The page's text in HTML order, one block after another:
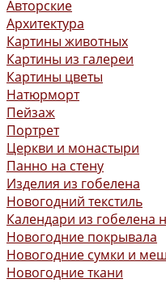
Авторские
Архитектура
Картины животных
Картины из галереи
Картины цветы
Натюрморт
Пейзаж
Портрет
Церкви и монастыри
Панно на стену
Изделия из гобелена
Новогодний текстиль
Календари из гобелена
Новогодние покрывала
Новогодние сумки и
Новогодние ткани